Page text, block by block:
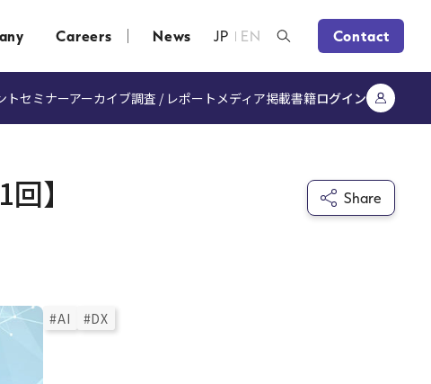
Careers News EN
JP Contact
トセミナーアーカイブ調査 / レポート メディア掲載書籍ログイン
】
Share
#AI #DX